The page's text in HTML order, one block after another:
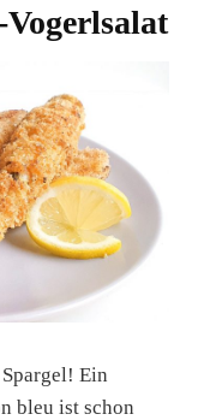
Ein
bleu ist schon